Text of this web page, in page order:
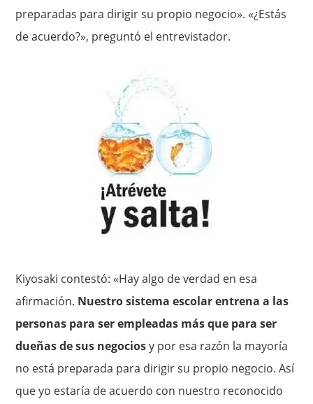
preparadas para dirigir su propio negocio». «¿Estás
de acuerdo?», preguntó el entrevistador.
Kiyosaki contestó: «Hay algo de verdad en esa
afirmación. Nuestro sistema escolar entrena a las
personas para ser empleadas más que para ser
dueñas de sus negociosy por esa razón la mayoría
no está preparada para dirigir su propio negocio. Así
que yo estaría de acuerdo con nuestro reconocido